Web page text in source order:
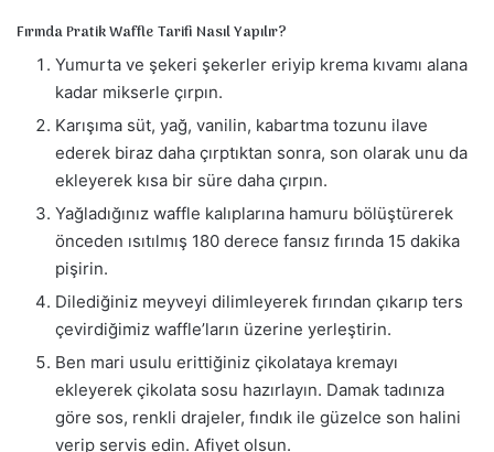
Fırında Pratik Waffle Tarifi Nasıl Yapılır?
Yumurta ve şekeri şekerler eriyip krema kıvamı alana
kadar mikserle çırpın.
Karışıma süt, yağ, vanilin, kabartma tozunu ilave
ederek biraz daha çırptıktan sonra, son olarak unu da
ekleyerek kısa bir süre daha çırpın.
Yağladığınız waffle kalıplarına hamuru bölüştürerek
önceden ısıtılmış 180 derece fansız fırında 15 dakika
pişirin.
Dilediğiniz meyveyi dilimleyerek fırından çıkarıp ters
çevirdiğimiz waffle’ların üzerine yerleştirin.
Ben mari usulu erittiğiniz çikolataya kremayı
ekleyerek çikolata sosu hazırlayın. Damak tadınıza
göre sos, renkli drajeler, fındık ile güzelce son halini
verip servis edin. Afiyet olsun.